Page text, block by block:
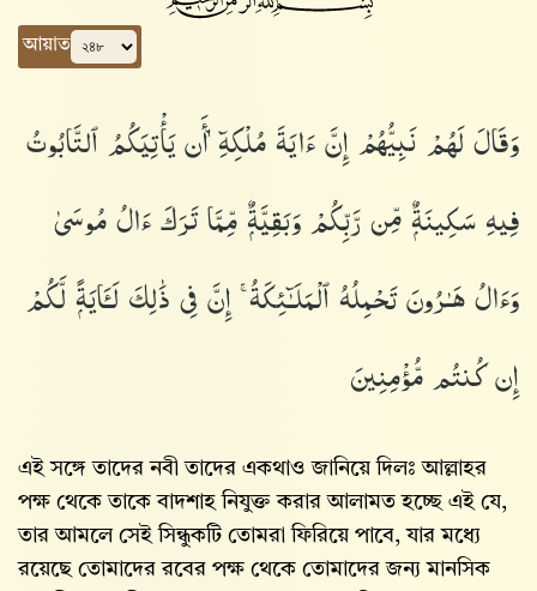
আয়াত
وَقَالَ لَهُمْ نَبِيُّهُمْ إِنَّ ءَايَةَ مُلْكِهِۦٓ أَن يَأْتِيَكُمُ ٱلتَّابُوتُ
فِيهِ سَكِينَةٌۭ مِّن رَّبِّكُمْ وَبَقِيَّةٌۭ مِّمَّا تَرَكَ ءَالُ مُوسَىٰ
وَءَالُ هَـٰرُونَ تَحْمِلُهُ ٱلْمَلَـٰٓئِكَةُ ۚ إِنَّ فِى ذَٰلِكَ لَـَٔايَةًۭ لَّكُمْ
إِن كُنتُم مُّؤْمِنِينَ
এই সঙ্গে তাদের নবী তাদের একথাও জানিয়ে দিলঃ আল্লাহ‌র
পক্ষ থেকে তাকে বাদশাহ নিযুক্ত করার আলামত হচ্ছে এই যে,
তার আমলে সেই সিন্ধুকটি তোমরা ফিরিয়ে পাবে, যার মধ্যে
রয়েছে তোমাদের রবের পক্ষ থেকে তোমাদের জন্য মানসিক